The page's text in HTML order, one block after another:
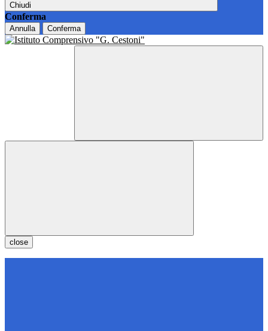
Chiudi
Conferma
Annulla Conferma
close